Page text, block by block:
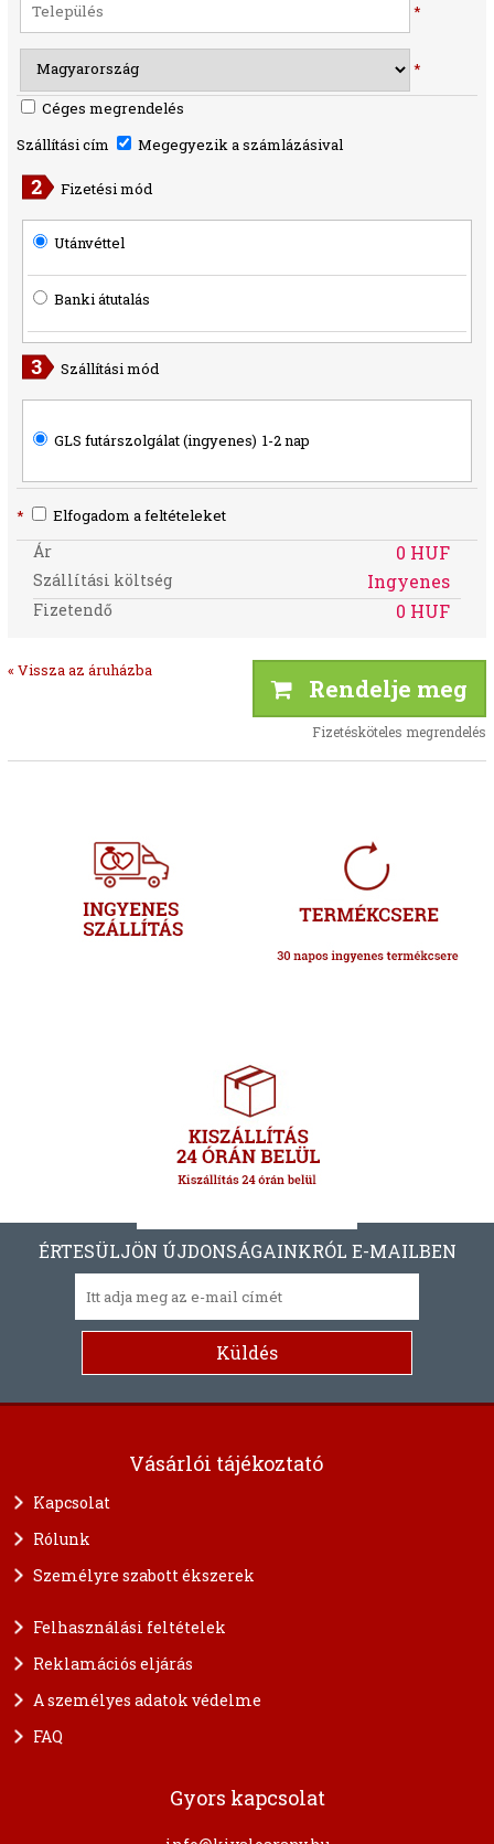
*
*
Céges megrendelés
Szállítási cím
Megegyezik a számlázásival
Fizetési mód
Utánvéttel
Banki átutalás
Szállítási mód
GLS futárszolgálat (ingyenes) 1-2 nap
* Elfogadom a feltételeket
Ár 0 HUF
Szállítási költség Ingyenes
Fizetendő 0 HUF
« Vissza az áruházba
Rendelje meg
Fizetésköteles megrendelés
ÉRTESÜLJÖN ÚJDONSÁGAINKRÓL E-MAILBEN
Vásárlói tájékoztató
Kapcsolat
Rólunk
Személyre szabott ékszerek
Felhasználási feltételek
Reklamációs eljárás
A személyes adatok védelme
FAQ
Gyors kapcsolat